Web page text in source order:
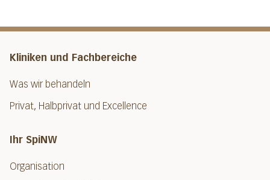
Kliniken und Fachbereiche
Was wir behandeln
Privat, Halbprivat und Excellence
Ihr SpiNW
Organisation